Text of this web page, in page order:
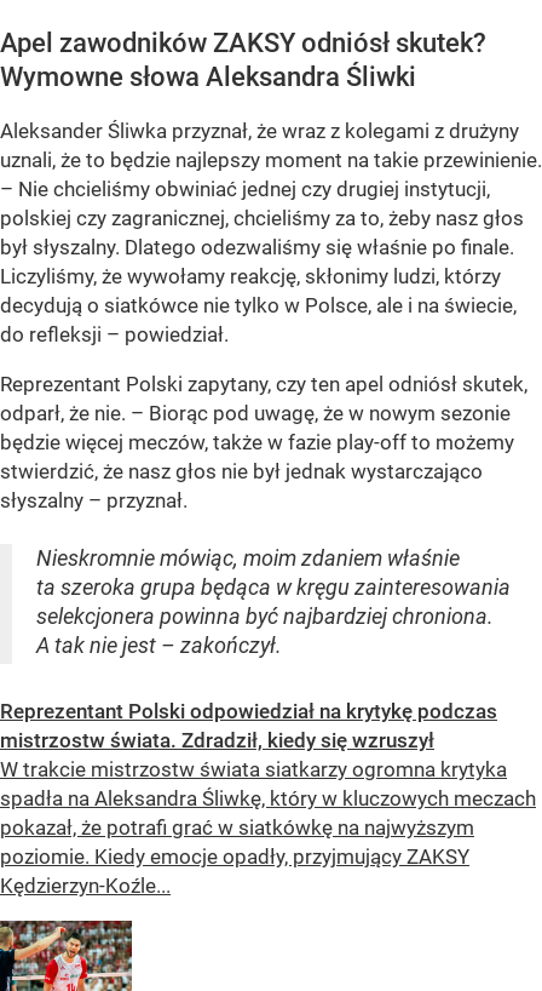
Apel zawodników ZAKSY odniósł skutek?
Wymowne słowa Aleksandra Śliwki
Aleksander Śliwka przyznał, że wraz z kolegami z drużyny
uznali, że to będzie najlepszy moment na takie przewinienie.
– Nie chcieliśmy obwiniać jednej czy drugiej instytucji,
polskiej czy zagranicznej, chcieliśmy za to, żeby nasz głos
był słyszalny. Dlatego odezwaliśmy się właśnie po finale.
Liczyliśmy, że wywołamy reakcję, skłonimy ludzi, którzy
decydują o siatkówce nie tylko w Polsce, ale i na świecie,
do refleksji – powiedział.
Reprezentant Polski zapytany, czy ten apel odniósł skutek,
odparł, że nie. – Biorąc pod uwagę, że w nowym sezonie
będzie więcej meczów, także w fazie play-off to możemy
stwierdzić, że nasz głos nie był jednak wystarczająco
słyszalny – przyznał.
Nieskromnie mówiąc, moim zdaniem właśnie
ta szeroka grupa będąca w kręgu zainteresowania
selekcjonera powinna być najbardziej chroniona.
A tak nie jest – zakończył.
Reprezentant Polski odpowiedział na krytykę podczas
mistrzostw świata. Zdradził, kiedy się wzruszył
W trakcie mistrzostw świata siatkarzy ogromna krytyka
spadła na Aleksandra Śliwkę, który w kluczowych meczach
pokazał, że potrafi grać w siatkówkę na najwyższym
poziomie. Kiedy emocje opadły, przyjmujący ZAKSY
Kędzierzyn-Koźle...